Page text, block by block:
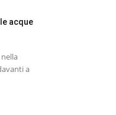
acque
a